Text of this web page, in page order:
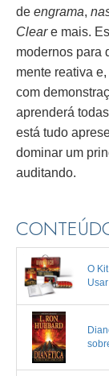
de engrama,
Cleare mais.
modernos para
mente reativa
com
aprenderá
está tudo
dominar um
auditando.
O